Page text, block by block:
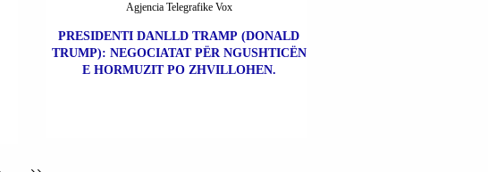
PRESIDENTI DANLLD TRAMP (DONALD
TRUMP): NEGOCIATAT PËR NGUSHTICËN
E HORMUZIT PO ZHVILLOHEN.
Agjencia Telegrafike Vox